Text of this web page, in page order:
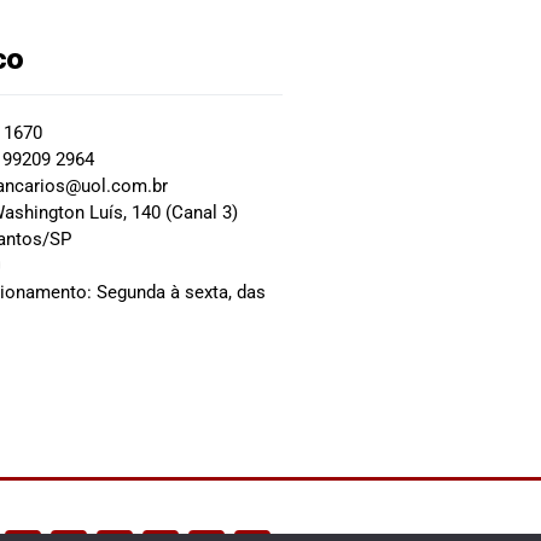
2964
Luís, 140 (Canal 3)
SP
Segunda à sexta, das